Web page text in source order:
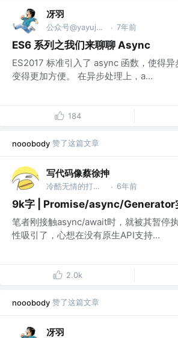
冴羽
公众号@yayujs @🏅掘金签约作者 · 7年前
ES6 系列之我们来聊聊 Async
ES2017 标准引入了 async 函数，使得异
变得更加方便。 在异步处理上，a...
184
nooobody 赞了这篇文章
写代码像蔡徐抻
冷酷无情的打码机器 @腾讯 · 6年前
9k字 | Promise/async/Generator
笔者刚接触async/await时，就被其暂停
性吸引了，心想在没有原生API支持...
2.0k
nooobody 赞了这篇文章
冴羽